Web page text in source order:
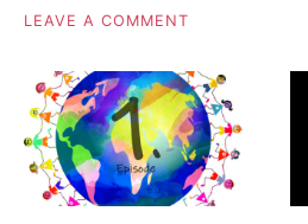
LEAVE A COMMENT
OF
ROMA
MOTHERS
IN
BULGARIAN
HOSPITALS